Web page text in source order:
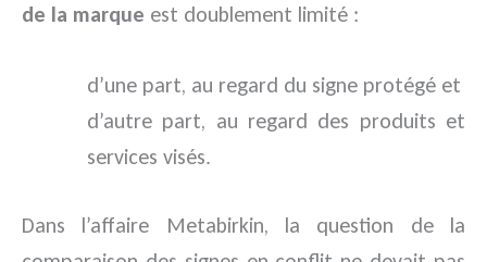
de la marque est doublement limité :
d’une part, au regard du signe protégé et
d’autre part, au regard des produits et
services visés.
Dans l’affaire Metabirkin, la question de la